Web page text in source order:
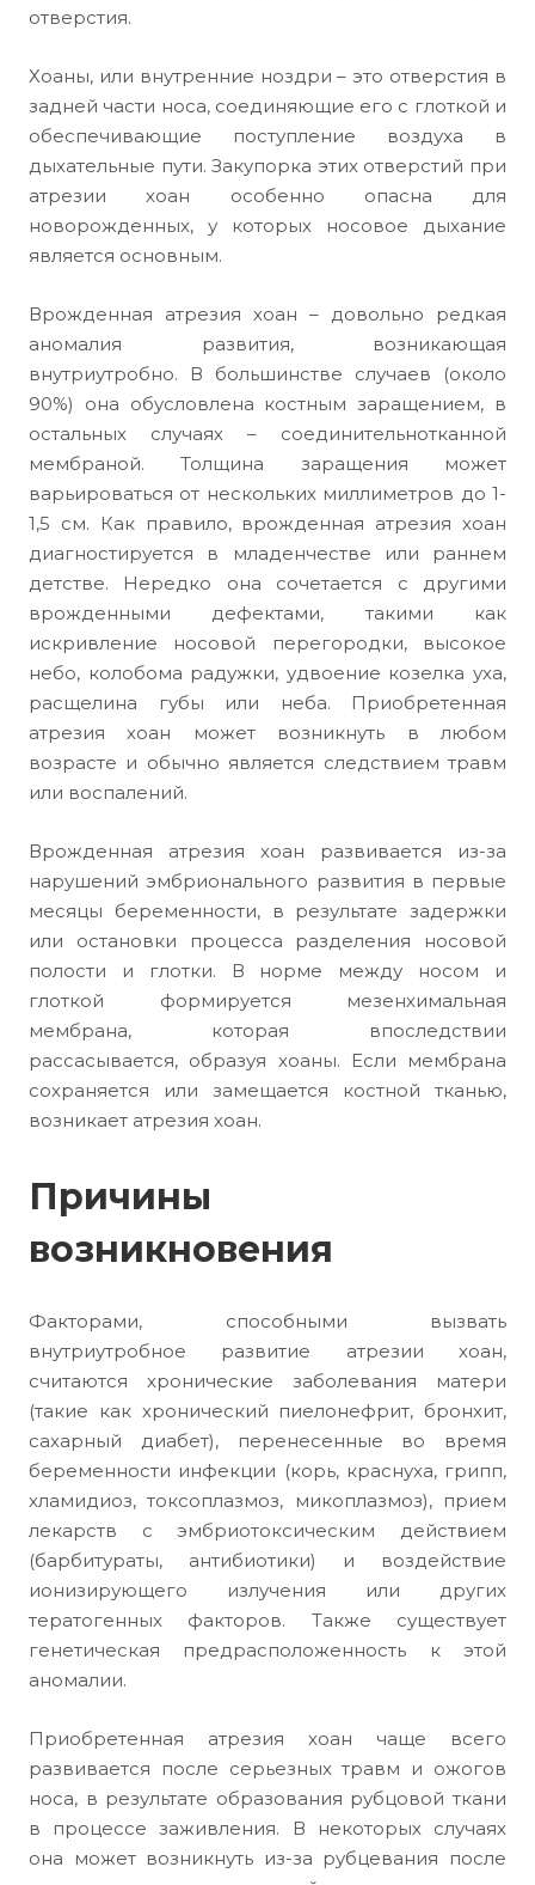
отверстия.
Хоаны, или внутренние ноздри – это отверстия в
задней части носа, соединяющие его с глоткой и
обеспечивающие поступление воздуха в
дыхательные пути. Закупорка этих отверстий при
атрезии хоан особенно опасна для
новорожденных, у которых носовое дыхание
является основным.
Врожденная атрезия хоан – довольно редкая
аномалия развития, возникающая
внутриутробно. В большинстве случаев (около
90%) она обусловлена костным заращением, в
остальных случаях – соединительнотканной
мембраной. Толщина заращения может
варьироваться от нескольких миллиметров до 1-
1,5 см. Как правило, врожденная атрезия хоан
диагностируется в младенчестве или раннем
детстве. Нередко она сочетается с другими
врожденными дефектами, такими как
искривление носовой перегородки, высокое
небо, колобома радужки, удвоение козелка уха,
расщелина губы или неба. Приобретенная
атрезия хоан может возникнуть в любом
возрасте и обычно является следствием травм
или воспалений.
Врожденная атрезия хоан развивается из-за
нарушений эмбрионального развития в первые
месяцы беременности, в результате задержки
или остановки процесса разделения носовой
полости и глотки. В норме между носом и
глоткой формируется мезенхимальная
мембрана, которая впоследствии
рассасывается, образуя хоаны. Если мембрана
сохраняется или замещается костной тканью,
возникает атрезия хоан.
Причины
возникновения
Факторами, способными вызвать
внутриутробное развитие атрезии хоан,
считаются хронические заболевания матери
(такие как хронический пиелонефрит, бронхит,
сахарный диабет), перенесенные во время
беременности инфекции (корь, краснуха, грипп,
хламидиоз, токсоплазмоз, микоплазмоз), прием
лекарств с эмбриотоксическим действием
(барбитураты, антибиотики) и воздействие
ионизирующего излучения или других
тератогенных факторов. Также существует
генетическая предрасположенность к этой
аномалии.
Приобретенная атрезия хоан чаще всего
развивается после серьезных травм и ожогов
носа, в результате образования рубцовой ткани
в процессе заживления. В некоторых случаях
она может возникнуть из-за рубцевания после